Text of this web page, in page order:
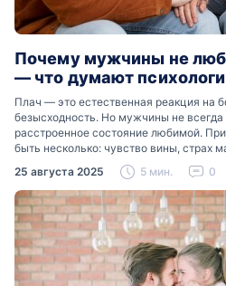
Почему мужчины не
— что думают психологи
Плач — это естественная реакция на
безысходность. Но мужчины не всегда
расстроенное состояние любимой.
быть несколько: чувство вины, страх
Разобраться, почему мужчины боятся
психологов…
25 августа 2025 5 мин. 0